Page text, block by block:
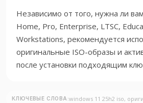
Независимо от того, нужна ли
Home, Pro, Enterprise, LTSC,
Workstations, рекомендуется
оригинальные ISO-образы и
после установки подходящим
КЛЮЧЕВЫЕ СЛОВА:windows 11 25h2 iso,